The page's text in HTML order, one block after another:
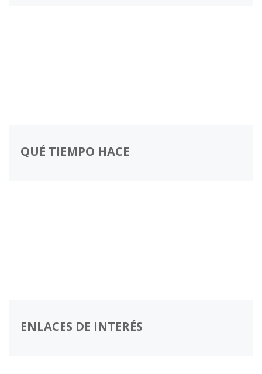
QUÉ TIEMPO HACE
ENLACES DE INTERÉS